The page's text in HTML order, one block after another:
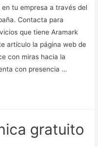
tu empresa a través del
Contacta para
que tiene Aramark
artículo la página web de
con miras hacia la
con presencia …
gratuito